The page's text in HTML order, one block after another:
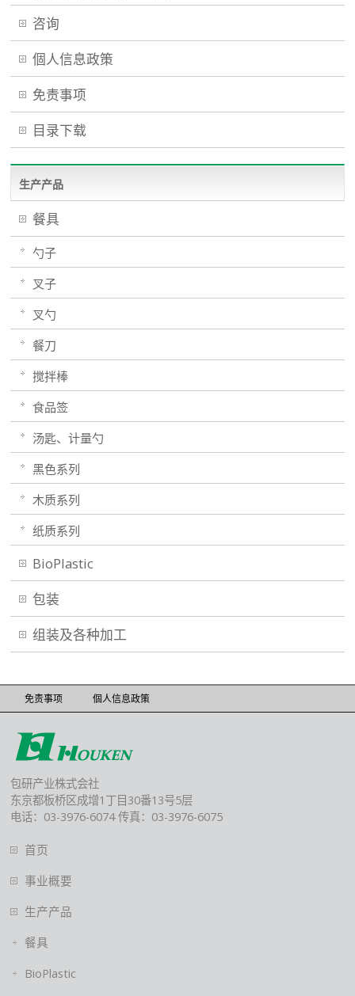
咨询
個人信息政策
免责事项
目录下载
生产产品
餐具
勺子
叉子
叉勺
餐刀
搅拌棒
食品签
汤匙、计量勺
黑色系列
木质系列
纸质系列
BioPlastic
包装
组装及各种加工
免责事项 個人信息政策
包研产业株式会社
东京都板桥区成增1丁目30番13号5层
电话：03-3976-6074 传真：03-3976-6075
首页
事业概要
生产产品
餐具
BioPlastic